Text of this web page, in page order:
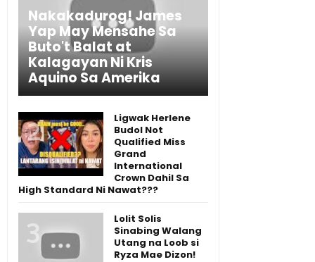
Nakakadurog! James
Yap May Mensahe Sa
Buto't Balat at
Kalagayan Ni Kris
Aquino Sa Amerika
Ligwak Herlene
Budol Not
Qualified Miss
Grand
International
Crown Dahil Sa
High Standard Ni Nawat???
Lolit Solis
Sinabing Walang
Utang na Loob si
Ryza Mae Dizon!